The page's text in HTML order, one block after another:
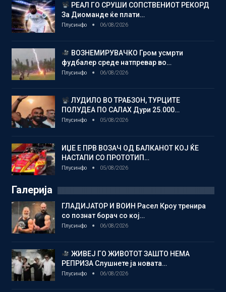
РЕАЛ ГО СРУШИ СОПСТВЕНИОТ РЕКОРД
За Диоманде ќе плати…
Плусинфо 06/08/2026
ВОЗНЕМИРУВАЧКО Гром усмрти
фудбалер среде натпревар во…
Плусинфо 06/08/2026
ЛУДИЛО ВО ТРАБЗОН, ТУРЦИТЕ
ПОЛУДЕА ПО САЛАХ Дури 25.000…
Плусинфо 05/08/2026
ИЏЕ Е ПРВ ВОЗАЧ ОД БАЛКАНОТ КОЈ ЌЕ
НАСТАПИ СО ПРОТОТИП…
Плусинфо 05/08/2026
Галерија
ГЛАДИЈАТОР И ВОИН Расел Кроу тренира
со познат борач со кој…
Плусинфо 06/08/2026
ЖИВЕЈ ГО ЖИВОТОТ ЗАШТО НЕМА
РЕПРИЗА Слушнете ја новата…
Плусинфо 06/08/2026